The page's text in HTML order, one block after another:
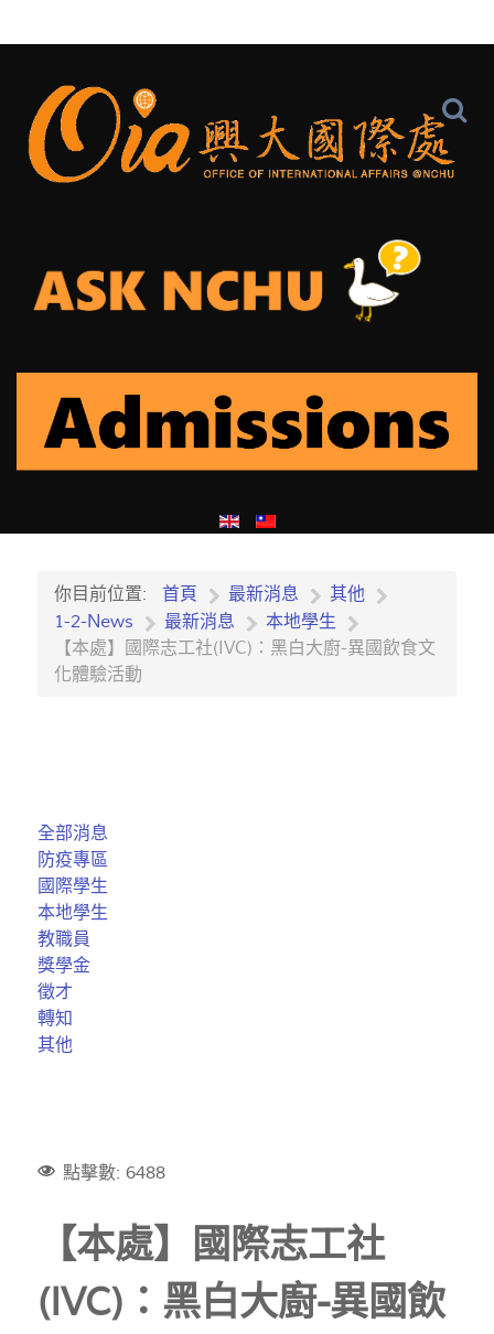
你目前位置: 首頁 最新消息
其他
1-2-News
最新消息
本地學生
【本處】國際志工社(IVC)：黑白大廚-異國飲食文
化體驗活動
全部消息
防疫專區
國際學生
本地學生
教職員
獎學金
徵才
轉知
其他
點擊數: 6488
【本處】國際志工社
(IVC)：黑白大廚-異國飲